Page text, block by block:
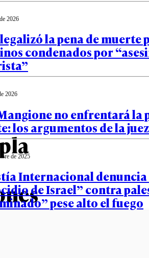
2026
la pena de muerte
condenados por
2026
no enfrentará la
los argumentos de la
de 2025
Internacional denuncia
de Israel” contra
pese alto el fuego